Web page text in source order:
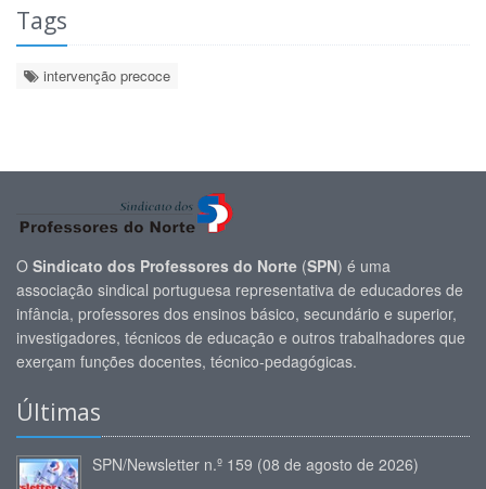
Tags
intervenção precoce
O Sindicato dos Professores do Norte (SPN) é uma
associação sindical portuguesa representativa de educadores de
infância, professores dos ensinos básico, secundário e superior,
investigadores, técnicos de educação e outros trabalhadores que
exerçam funções docentes, técnico-pedagógicas.
Últimas
SPN/Newsletter n.º 159 (08 de agosto de 2026)